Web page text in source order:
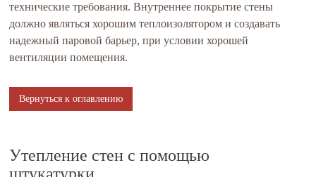
технические требования. Внутреннее покрытие стены
должно являться хорошим теплоизолятором и создавать
надежный паровой барьер, при условии хорошей
вентиляции помещения.
Вернуться к оглавлению
Утепление стен с помощью